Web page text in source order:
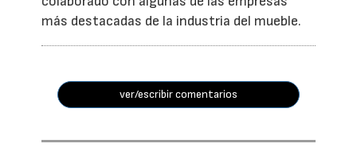
más destacadas de la industria del mueble.
ver/escribir comentarios